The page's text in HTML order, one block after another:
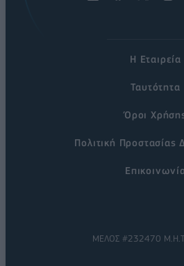
Η Εταιρεία
Ταυτότητα
Όροι
Πολιτική Προστασίας
Επικοινωνία
ΜΕΛΟΣ #232470